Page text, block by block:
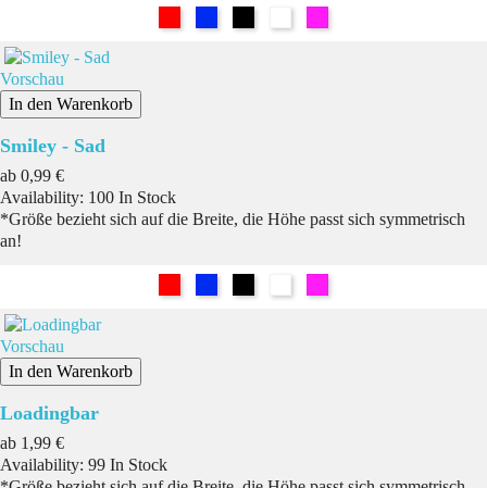
Vorschau
In den Warenkorb
Smiley - Sad
ab Preis
0,99 €
Availability: 100 In Stock
*Größe bezieht sich auf die Breite, die Höhe passt sich symmetrisch
an!
Vorschau
In den Warenkorb
Loadingbar
ab Preis
1,99 €
Availability: 99 In Stock